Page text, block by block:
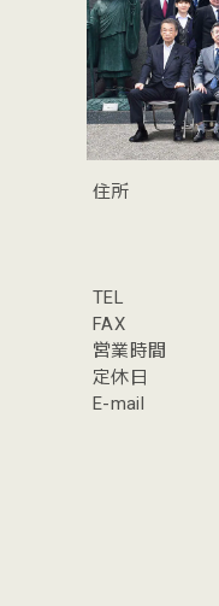
住所
TEL
FAX
営業時間
定休日
E-mail